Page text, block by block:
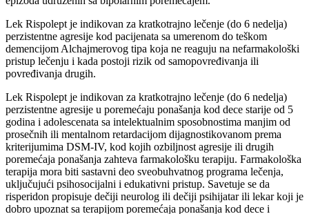
Lek Rispolept je indikovan za kratkotrajno lečenje (do 6 nedelja)
perzistentne agresije kod pacijenata sa umerenom do teškom
demencijom Alchajmerovog tipa koja ne reaguju na nefarmakološki
pristup lečenju i kada postoji rizik od samopovređivanja ili
povređivanja drugih.
Lek Rispolept je indikovan za kratkotrajno lečenje (do 6 nedelja)
perzistentne agresije u poremećaju ponašanja kod dece starije od 5
godina i adolescenata sa intelektualnim sposobnostima manjim od
prosečnih ili mentalnom retardacijom dijagnostikovanom prema
kriterijumima DSM-IV, kod kojih ozbiljnost agresije ili drugih
poremećaja ponašanja zahteva farmakološku terapiju. Farmakološka
terapija mora biti sastavni deo sveobuhvatnog programa lečenja,
uključujući psihosocijalni i edukativni pristup. Savetuje se da
risperidon propisuje dečiji neurolog ili dečiji psihijatar ili lekar koji je
dobro upoznat sa terapijom poremećaja ponašanja kod dece i